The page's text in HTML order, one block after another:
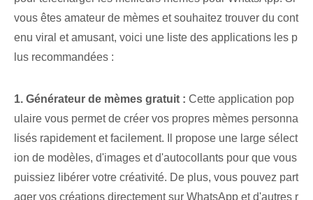
vous êtes amateur de mèmes et souhaitez trouver du cont
enu viral et amusant, voici une liste des applications les p
lus recommandées :
1. Générateur de mèmes gratuit : Cette application pop
ulaire vous permet de créer vos propres mèmes personna
lisés rapidement et facilement. Il propose une large sélect
ion de modèles, d'images et d'autocollants pour que vous
puissiez libérer votre créativité. De plus, vous pouvez part
ager vos créations directement sur WhatsApp et d'autres r